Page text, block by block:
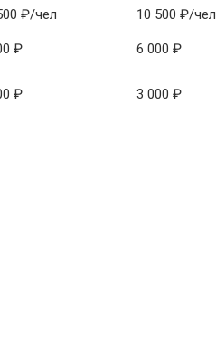
₽/чел
10 500 ₽/чел
₽ 6 000 ₽
₽ 3 000 ₽